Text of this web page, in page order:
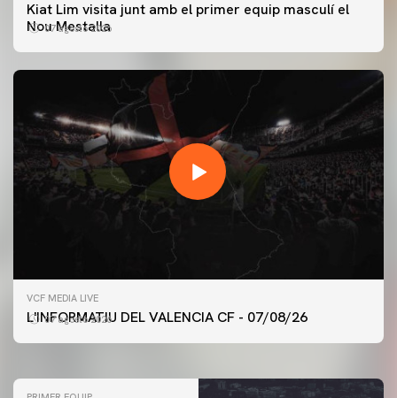
Kiat Lim visita junt amb el primer equip masculí el
Nou Mestalla
07 agosto 2026
VCF MEDIA LIVE
L'INFORMATIU DEL VALENCIA CF - 07/08/26
07 agosto 2026
PRIMER EQUIP
ENTRENAMENT DEL VALENCIA CF 7/8/2026